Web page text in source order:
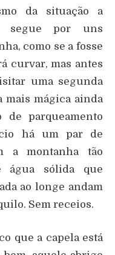
da situação a
segue por uns
como se a fosse
curvar, mas antes
uma segunda
mais mágica ainda
de parqueamento
há um par de
a montanha tão
água sólida que
ao longe andam
Sem receios.
que a capela está